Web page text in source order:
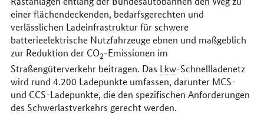
einer flächendeckenden, bedarfsgerechten und
verlässlichen Ladeinfrastruktur für schwere
batterieelektrische Nutzfahrzeuge ebnen und maßgeblich
zur Reduktion der CO2-Emissionen im
Straßengüterverkehr beitragen. Das Lkw-Schnellladenetz
wird rund 4.200 Ladepunkte umfassen, darunter MCS-
und CCS-Ladepunkte, die den spezifischen Anforderungen
des Schwerlastverkehrs gerecht werden.